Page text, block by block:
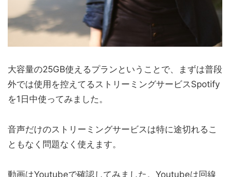
大容量の25GB使えるプランということで、まずは普段
外では使用を控えてるストリーミングサービスSpotify
を1日中使ってみました。
音声だけのストリーミングサービスは特に途切れるこ
ともなく問題なく使えます。
動画はYoutubeで確認してみました。Youtubeは回線